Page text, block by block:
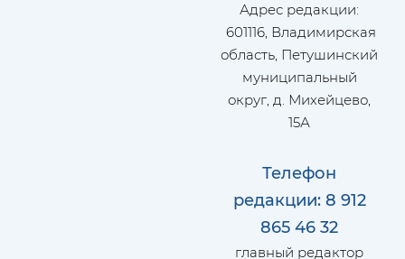
Адрес редакции:
601116, Владимирская
область, Петушинский
муниципальный
округ, д. Михейцево,
15А
Телефон
редакции: 8 912
865 46 32
главный редактор